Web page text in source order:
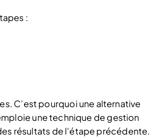
:
C’est pourquoi une alternative
une technique de gestion
résultats de l’étape précédente.